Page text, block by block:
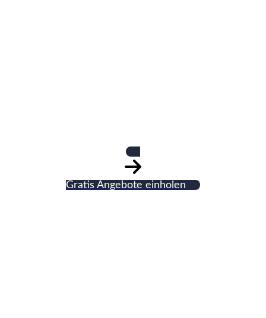
Gratis Angebote einholen